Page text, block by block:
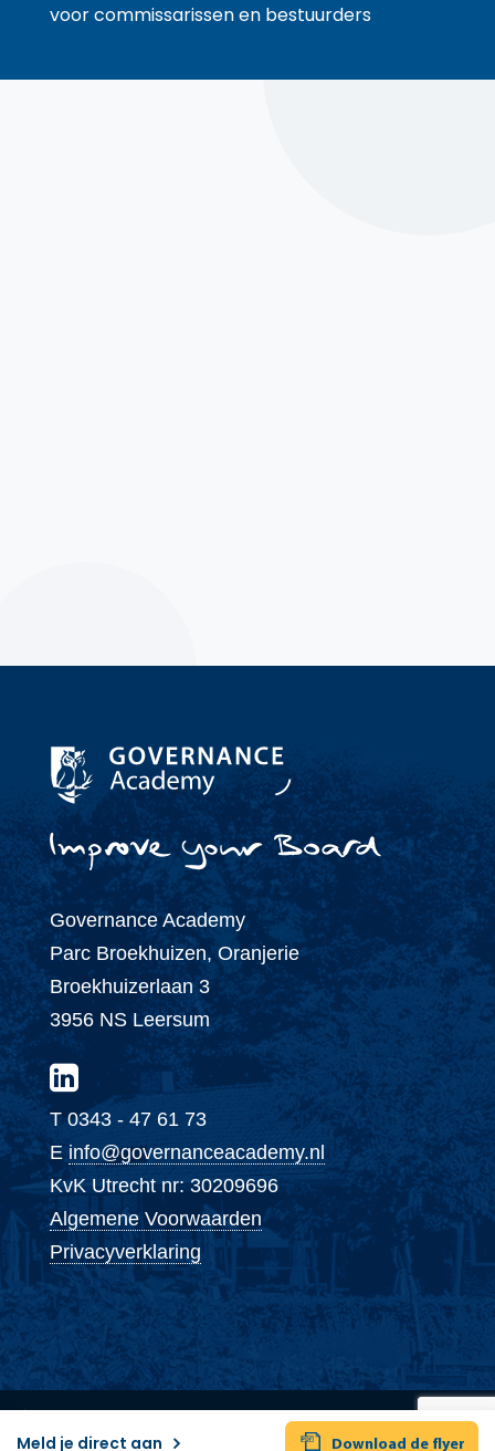
voor commissarissen en bestuurders
Meld je direct aan Download de flyer
Governance Academy
Parc Broekhuizen, Oranjerie
Broekhuizerlaan 3
3956 NS Leersum
T 0343 - 47 61 73
E info@governanceacademy.nl
KvK Utrecht nr: 30209696
Algemene Voorwaarden
Privacyverklaring
© 2026 - Governance Academy.nl doorI-